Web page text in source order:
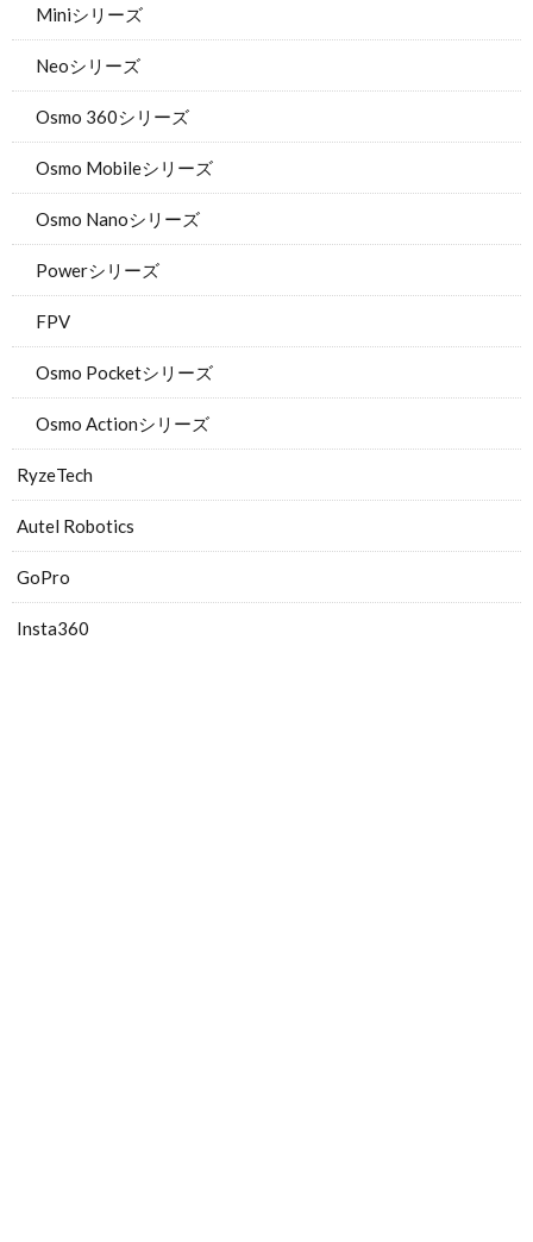
Miniシリーズ
Neoシリーズ
Osmo 360シリーズ
Osmo Mobileシリーズ
Osmo Nanoシリーズ
Powerシリーズ
FPV
Osmo Pocketシリーズ
Osmo Actionシリーズ
RyzeTech
Autel Robotics
GoPro
Insta360